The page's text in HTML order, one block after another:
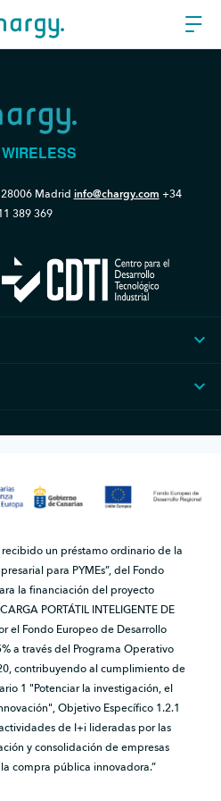
28006 Madrid info@chargy.com +34
389 369
recibido un préstamo ordinario de la
para PYMEs”, del Fondo
la financiación del proyecto
PORTÁTIL INTELIGENTE DE
el Fondo Europeo de Desarrollo
a través del Programa Operativo
contribuyendo al cumplimiento de
1 "Potenciar la investigación, el
Objetivo Específico 1.2.1
de I+i lideradas por las
y consolidación de empresas
compra pública innovadora.”